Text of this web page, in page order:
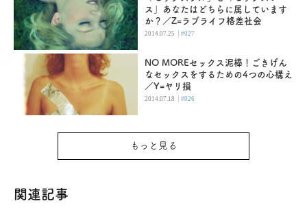
ス」あなたはどちらに属しています
か？／Z=ラブライフ格差社会
2014.07.25 |#027
NO MOREセックス泥棒！ごきげん
なセックスをするための4つの心構え
／Y=ヤリ損
2014.07.18 |#026
もっと見る
関連記事